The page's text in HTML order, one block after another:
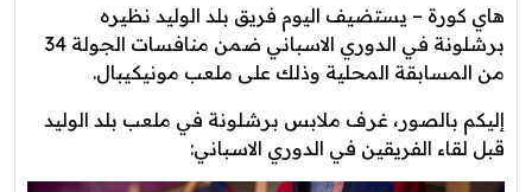
هاي كورة – يستضيف اليوم فريق بلد الوليد نظيره
برشلونة في الدوري الاسباني ضمن منافسات الجولة 34
من المسابقة المحلية وذلك على ملعب مونيكيبال.
إليكم بالصور، غرف ملابس برشلونة في ملعب بلد الوليد
قبل لقاء الفريقين في الدوري الاسباني: